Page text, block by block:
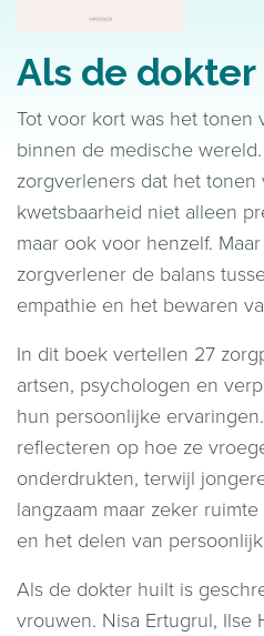
Als de
Tot voor kort was het tonen
binnen de medische
zorgverleners dat het tonen
kwetsbaarheid niet alleen
maar ook voor henzelf.
zorgverlener de balans
empathie en het bewaren
In dit boek vertellen 27
artsen, psychologen en
hun persoonlijke
reflecteren op hoe ze
onderdrukten, terwijl
langzaam maar zeker
en het delen van
Als de dokter huilt is
vrouwen. Nisa Ertugrul, Ilse